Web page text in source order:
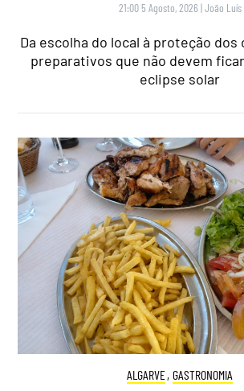
21:00 5 Agosto, 2026 |João Luís
Da escolha do local à proteção dos
preparativos que não devem
eclipse solar
ALGARVE, GASTRONOMIA